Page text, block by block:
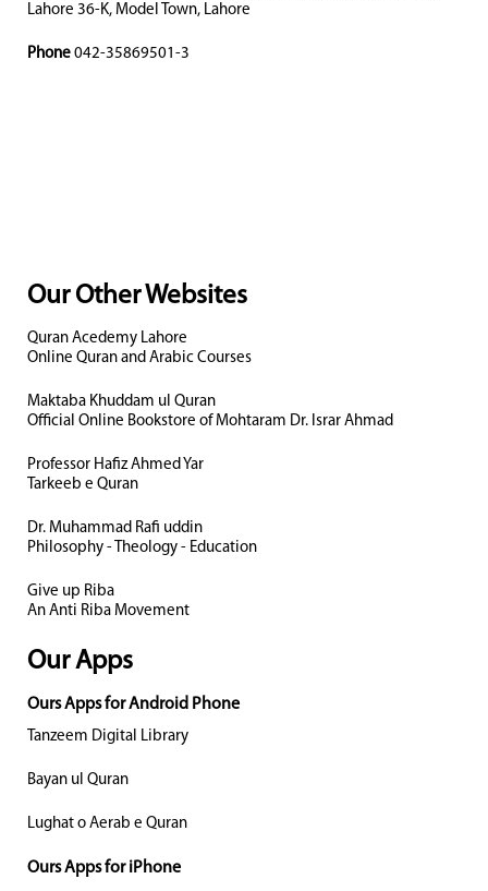
Lahore 36-K, Model Town, Lahore
Phone 042-35869501-3
Our Other Websites
Quran Acedemy Lahore
Online Quran and Arabic Courses
Maktaba Khuddam ul Quran
Official Online Bookstore of Mohtaram Dr. Israr Ahmad
Professor Hafiz Ahmed Yar
Tarkeeb e Quran
Dr. Muhammad Rafi uddin
Philosophy - Theology - Education
Give up Riba
An Anti Riba Movement
Our Apps
Ours Apps for Android Phone
Tanzeem Digital Library
Bayan ul Quran
Lughat o Aerab e Quran
Ours Apps for iPhone